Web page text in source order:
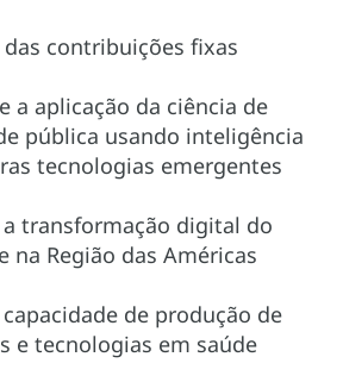
contribuições fixas
a aplicação da ciência de
pública usando inteligência
tecnologias emergentes
transformação digital do
na Região das Américas
de produção de
e tecnologias em saúde